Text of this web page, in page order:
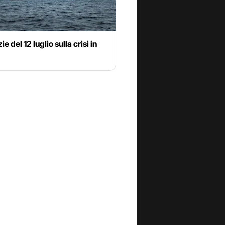
del 12 luglio sulla crisi in